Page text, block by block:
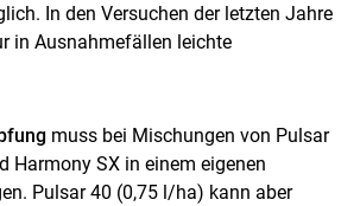
In den Versuchen der letzten Jahre
in Ausnahmefällen leichte
muss bei Mischungen von Pulsar
Harmony SX in einem eigenen
Pulsar 40 (0,75 l/ha) kann aber